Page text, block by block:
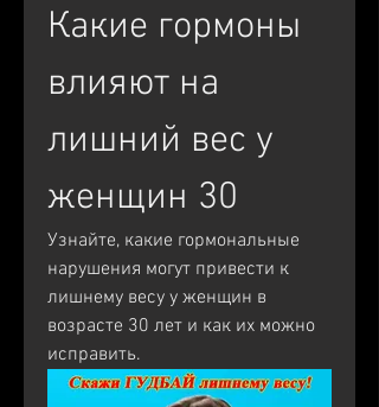
Какие гормоны
влияют на
лишний вес у
женщин 30
Узнайте, какие гормональные
нарушения могут привести к
лишнему весу у женщин в
возрасте 30 лет и как их можно
исправить.